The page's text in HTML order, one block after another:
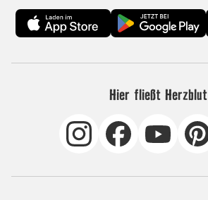
Hier fließt Herzblut